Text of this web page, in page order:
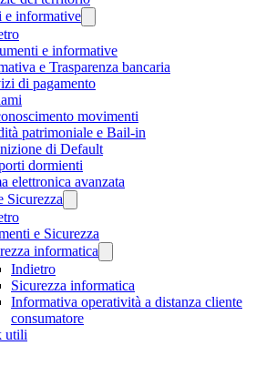
e informative
e informative
e Trasparenza bancaria
di pagamento
movimenti
patrimoniale e Bail-in
di Default
dormienti
elettronica avanzata
Sicurezza
e Sicurezza
informatica
Indietro
Sicurezza informatica
Informativa operatività a distanza cliente
consumatore
utili